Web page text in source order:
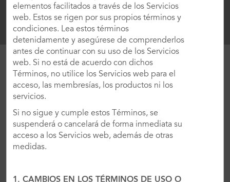
nuestro hotel contemporáneo y libre de humo es
el lugar ideal para celebraciones de cualquier
tipo. Con 2,740 metros cuadrados de espacio
flexible, ofrecemos un centro de convenciones
de última generación divido en 19 recintos
refinados, como un salón de baile, una
instalación para banquetes y salas de reuniones
de distintas dimensiones, que pueden recibir
hasta 900 invitados para conferencias o hasta
600 invitados para banquetes. Encontrarás todo
lo que necesitas para un evento impecable aquí
mismo: la tecnología más reciente, WiFi gratis,
Nuestro equipo especializado de planificadores
MÁS INFORMACIÓN
Planifica una reunión
FOTOS
elementos facilitados a través de los Servicios
web. Estos se rigen por sus propios términos y
condiciones. Lea estos términos
detenidamente y asegúrese de comprenderlos
antes de continuar con su uso de los Servicios
web. Si no está de acuerdo con dichos
Términos, no utilice los Servicios web para el
acceso, las membresías, los productos ni los
servicios.
Si no sigue y cumple estos Términos, se
suspenderá o cancelará de forma inmediata su
acceso a los Servicios web, además de otras
medidas.
1. CAMBIOS EN LOS TÉRMINOS DE USO O